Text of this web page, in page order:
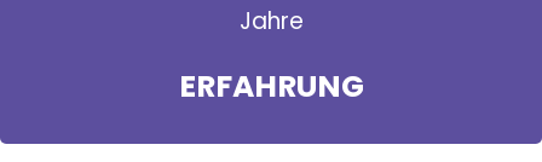
Jahre
ERFAHRUNG